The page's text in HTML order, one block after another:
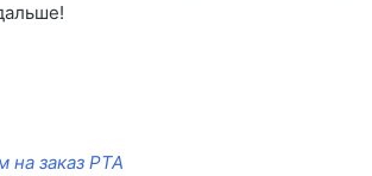
на заказ РТА